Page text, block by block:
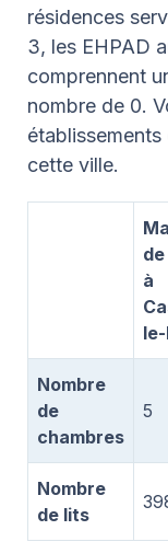
résidences
3, les EHPAD
comprennent
nombre de 0.
cette ville.
à
Nombre
de
chambres
5
Nombre
de lits